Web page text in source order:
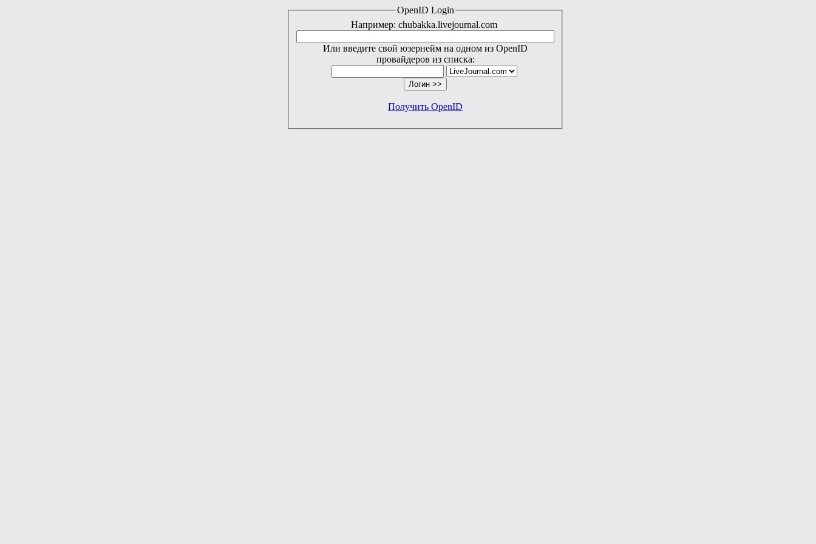
OpenID Login
Например: chubakka.livejournal.com
Или введите свой юзернейм на одном из OpenID
провайдеров из списка:
Получить OpenID